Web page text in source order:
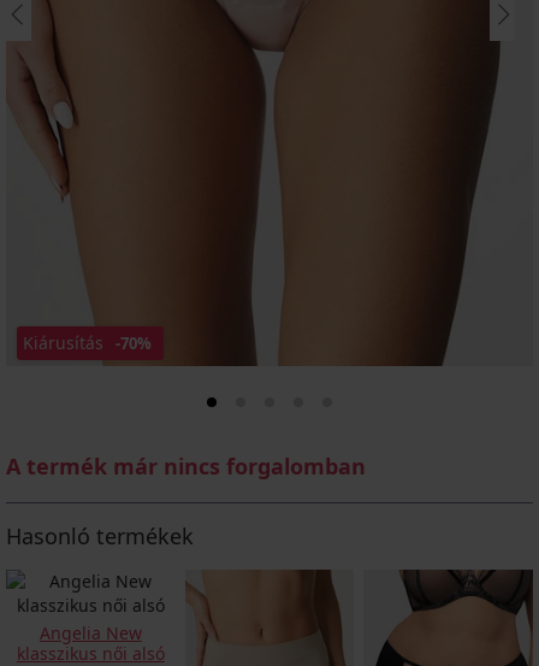
Kiárusítás -70%
A termék már nincs forgalomban
Hasonló termékek
Angelia New
klasszikus női alsó